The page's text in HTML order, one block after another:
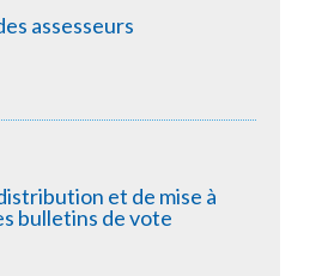
assesseurs
et de mise à
bulletins de vote